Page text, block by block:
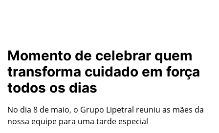
Momento de celebrar quem
transforma cuidado em força
todos os dias
No dia 8 de maio, o Grupo Lipetral reuniu as mães da
nossa equipe para uma tarde especial